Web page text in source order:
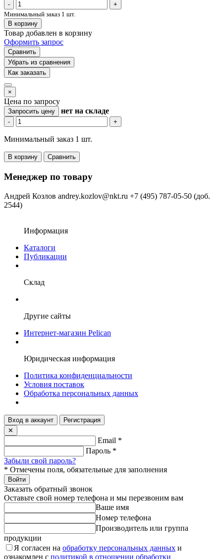
-
+
Минимальный заказ 1 шт.
В корзину
Товар добавлен в корзину
Оформить запрос
Сравнить
Убрать из сравнения
Как заказать
×
Цена по запросу
Запросить цену нет на складе
- +
Минимальный заказ 1 шт.
В корзину Сравнить
Менеджер по товару
Андрей Козлов andrey.kozlov@nkt.ru +7 (495) 787-05-50 (доб.
2544)
Информация
Каталоги
Публикации
Склад
Другие сайты
Интернет-магазин Pelican
Юридическая информация
Политика конфиденциальности
Условия поставок
Обработка персональных данных
Вход в аккаунт
Регистрация
✕
Email *
Пароль *
Забыли свой пароль?
* Отмечены поля, обязательные для заполнения
Войти
Заказать обратный звонок
Оставьте свой номер телефона и мы перезвоним вам
Ваше имя
Номер телефона
Производитель или группа
продукции
Я согласен на обработку персональных данных и
ознакомлен с политикой в отношении обработки